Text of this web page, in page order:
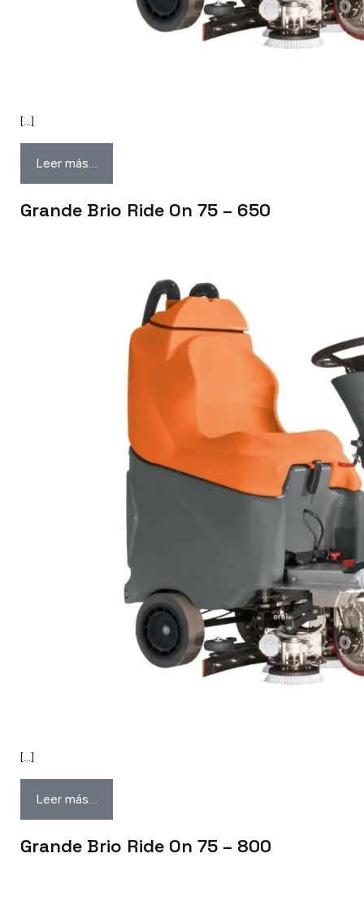
[…]
Leer más…
Grande Brio Ride On 75 – 650
[…]
Leer más…
Grande Brio Ride On 75 – 800